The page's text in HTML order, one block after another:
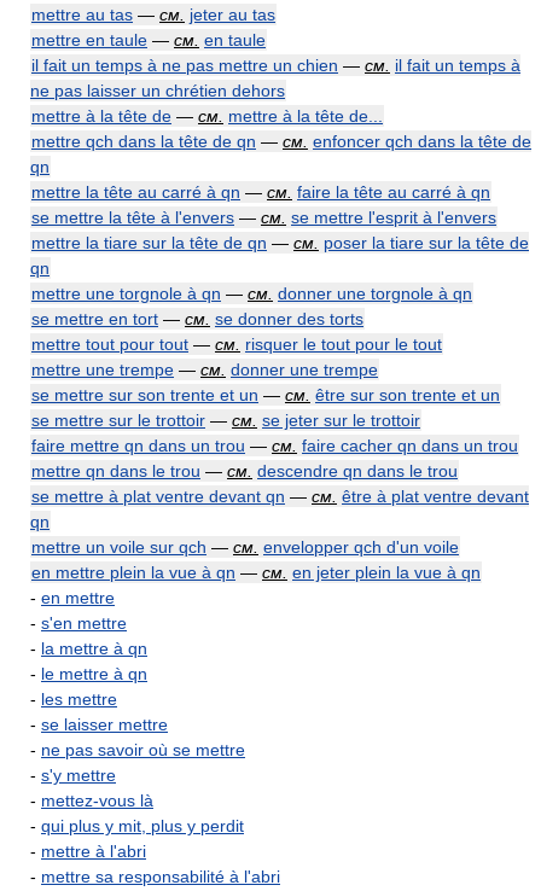
mettre au tas — см. jeter au tas
mettre en taule — см. en taule
il fait un temps à ne pas mettre un chien — см. il fait un temps à
ne pas laisser un chrétien dehors
mettre à la tête de — см. mettre à la tête de...
mettre qch dans la tête de qn — см. enfoncer qch dans la tête de
qn
mettre la tête au carré à qn — см. faire la tête au carré à qn
se mettre la tête à l'envers — см. se mettre l'esprit à l'envers
mettre la tiare sur la tête de qn — см. poser la tiare sur la tête de
qn
mettre une torgnole à qn — см. donner une torgnole à qn
se mettre en tort — см. se donner des torts
mettre tout pour tout — см. risquer le tout pour le tout
mettre une trempe — см. donner une trempe
se mettre sur son trente et un — см. être sur son trente et un
se mettre sur le trottoir — см. se jeter sur le trottoir
faire mettre qn dans un trou — см. faire cacher qn dans un trou
mettre qn dans le trou — см. descendre qn dans le trou
se mettre à plat ventre devant qn — см. être à plat ventre devant
qn
mettre un voile sur qch — см. envelopper qch d'un voile
en mettre plein la vue à qn — см. en jeter plein la vue à qn
- en mettre
- s'en mettre
- la mettre à qn
- le mettre à qn
- les mettre
- se laisser mettre
- ne pas savoir où se mettre
- s'y mettre
- mettez-vous là
- qui plus y mit, plus y perdit
- mettre à l'abri
- mettre sa responsabilité à l'abri